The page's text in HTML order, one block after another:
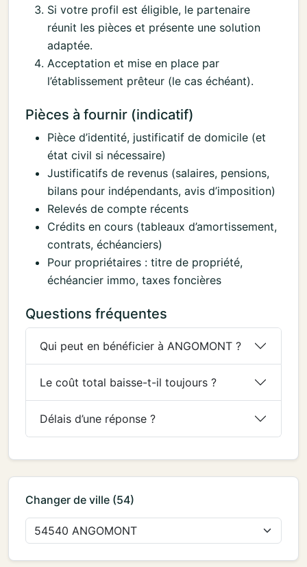
Si votre profil est éligible, le partenaire
réunit les pièces et présente une solution
adaptée.
Acceptation et mise en place par
l’établissement prêteur (le cas échéant).
Pièces à fournir (indicatif)
Pièce d’identité, justificatif de domicile (et
état civil si nécessaire)
Justificatifs de revenus (salaires, pensions,
bilans pour indépendants, avis d’imposition)
Relevés de compte récents
Crédits en cours (tableaux d’amortissement,
contrats, échéanciers)
Pour propriétaires : titre de propriété,
échéancier immo, taxes foncières
Questions fréquentes
Qui peut en bénéficier à ANGOMONT ?
Le coût total baisse-t-il toujours ?
Délais d’une réponse ?
Changer de ville (54)